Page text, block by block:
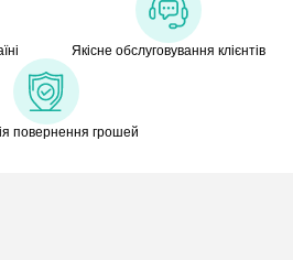
Якісне обслуговування клієнтів
повернення грошей